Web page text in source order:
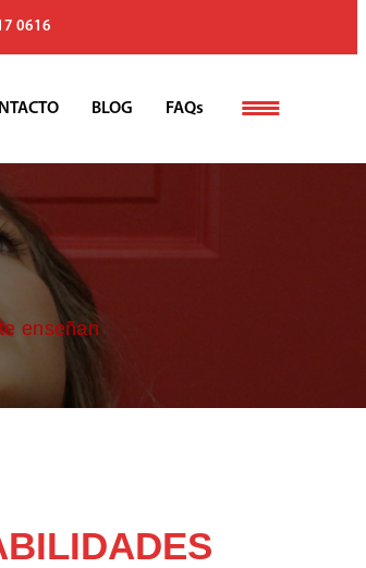
0616
BLOG FAQs
enseñan